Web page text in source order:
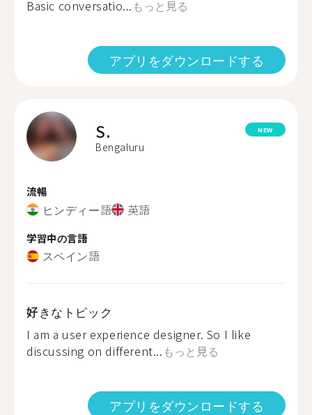
Basic conversatio... もっと見る
アプリをダウンロードする
S.
Bengaluru
NEW
流暢
ヒンディー語 英語
学習中の言語
スペイン語
好きなトピック
I am a user experience designer. So I like
discussing on different... もっと見る
アプリをダウンロードする